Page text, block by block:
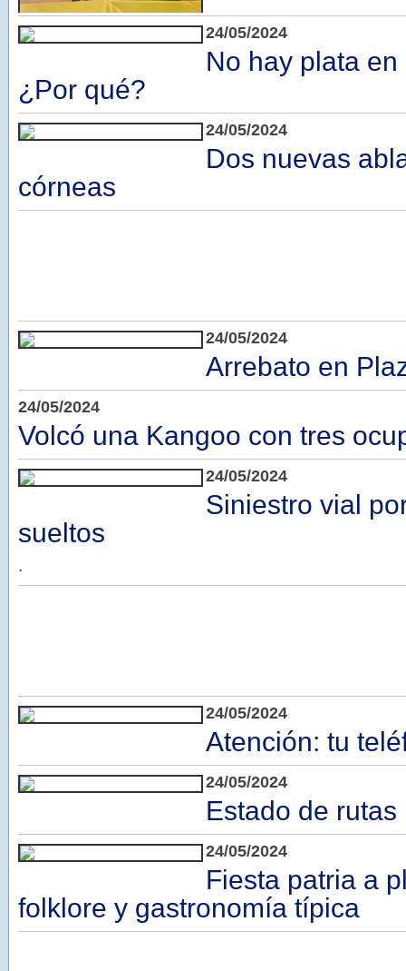
24/05/2024
No hay plata
¿Por qué?
24/05/2024
Dos nuevas
córneas
24/05/2024
Arrebato en
24/05/2024
Volcó una Kangoo con tres
24/05/2024
Siniestro vial
sueltos
.
24/05/2024
Atención: tu
24/05/2024
Estado de rutas
24/05/2024
Fiesta patria a
folklore y gastronomía típica